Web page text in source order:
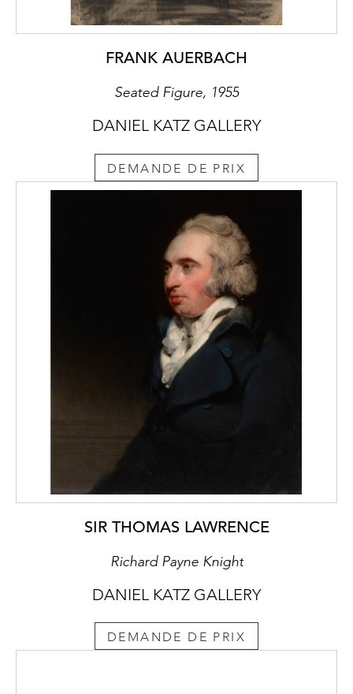
FRANK AUERBACH
Seated Figure, 1955
DANIEL KATZ GALLERY
DEMANDE DE PRIX
SIR THOMAS LAWRENCE
Richard Payne Knight
DANIEL KATZ GALLERY
DEMANDE DE PRIX